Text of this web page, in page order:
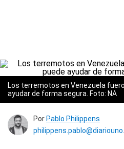
Los terremotos en Venezuela
ayudar de forma segura. Foto: NA
Por Pablo Philippens